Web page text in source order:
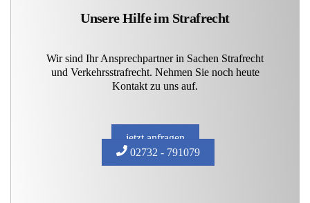
Unsere Hilfe im Strafrecht
Wir sind Ihr Ansprechpartner in Sachen Strafrecht
und Verkehrsstrafrecht. Nehmen Sie noch heute
Kontakt zu uns auf.
jetzt anfragen
02732 - 791079